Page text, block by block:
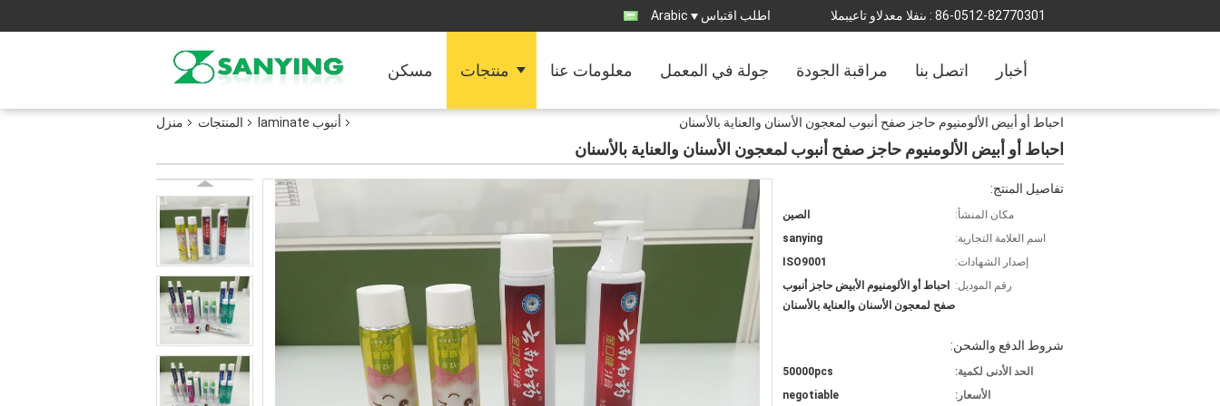
المبيعات والدعم الفنى : 86-0512-82770301 اطلب اقتباس Arabic
مسكن منتجات معلومات عنا جولة في المعمل مراقبة الجودة اتصل بنا أخبار
منزل المنتجات أنبوب laminate احباط أو أبيض الألومنيوم حاجز صفح أنبوب لمعجون الأسنان والعناية بالأسنان
احباط أو أبيض الألومنيوم حاجز صفح أنبوب لمعجون الأسنان والعناية بالأسنان
تفاصيل المنتج:
مكان المنشأ:
الصين
اسم العلامة التجارية:
sanying
إصدار الشهادات:
ISO9001
رقم الموديل:
احباط أو الألومنيوم الأبيض حاجز أنبوب
صفح لمعجون الأسنان والعناية بالأسنان
شروط الدفع والشحن:
الحد الأدنى لكمية:
50000pcs
الأسعار:
negotiable